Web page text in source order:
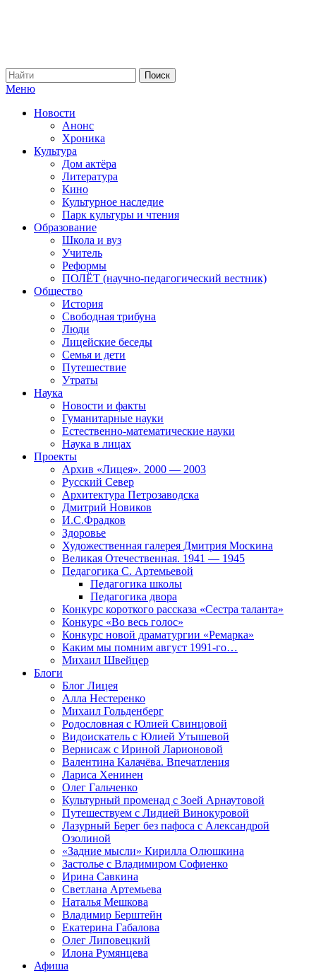
Меню
Новости
Анонс
Хроника
Культура
Дом актёра
Литература
Кино
Культурное наследие
Парк культуры и чтения
Образование
Школа и вуз
Учитель
Реформы
ПОЛЁТ (научно-педагогический вестник)
Общество
История
Свободная трибуна
Люди
Лицейские беседы
Семья и дети
Путешествие
Утраты
Наука
Новости и факты
Гуманитарные науки
Естественно-математические науки
Наука в лицах
Проекты
Архив «Лицея». 2000 — 2003
Русский Север
Архитектура Петрозаводска
Дмитрий Новиков
И.С.Фрадков
Здоровье
Художественная галерея Дмитрия Москина
Великая Отечественная. 1941 — 1945
Педагогика С. Артемьевой
Педагогика школы
Педагогика двора
Конкурс короткого рассказа «Сестра таланта»
Конкурс «Во весь голос»
Конкурс новой драматургии «Ремарка»
Каким мы помним август 1991-го…
Михаил Швейцер
Блоги
Блог Лицея
Алла Нестеренко
Михаил Гольденберг
Родословная с Юлией Свинцовой
Видоискатель с Юлией Утышевой
Вернисаж с Ириной Ларионовой
Валентина Калачёва. Впечатления
Лариса Хенинен
Олег Гальченко
Культурный променад с Зоей Арнаутовой
Путешествуем с Лидией Винокуровой
Лазурный Берег без пафоса с Александрой
Озолиной
«Задние мысли» Кирилла Олюшкина
Застолье с Владимиром Софиенко
Ирина Савкина
Светлана Артемьева
Наталья Мешкова
Владимир Берштейн
Екатерина Габалова
Олег Липовецкий
Илона Румянцева
Афиша